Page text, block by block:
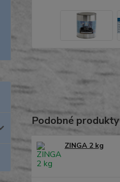
Podobné produkty
ZINGA 2 kg